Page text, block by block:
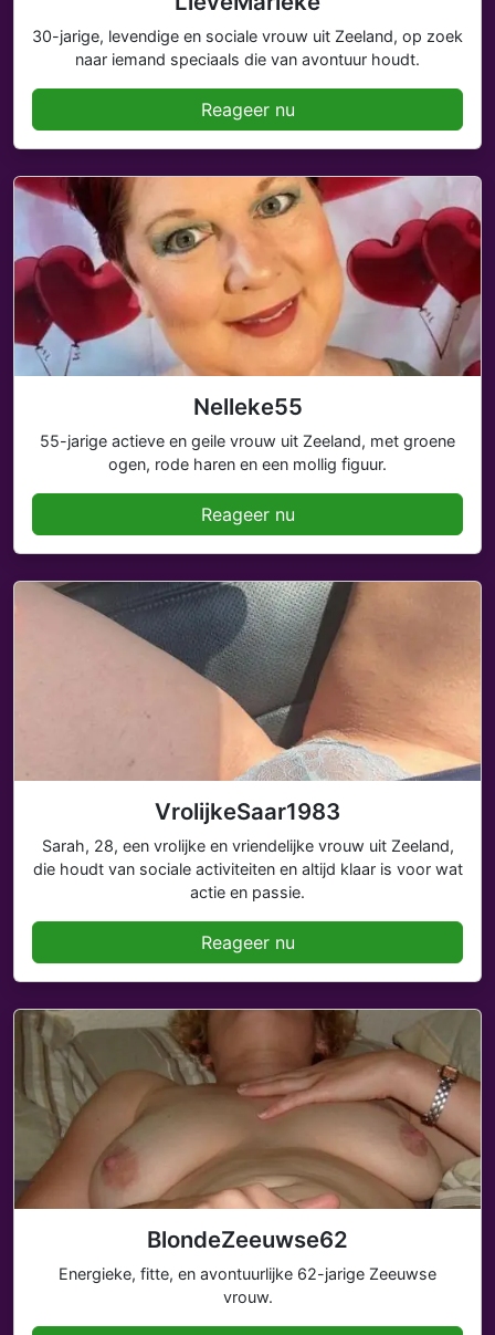
30-jarige, levendige en sociale vrouw uit Zeeland, op zoek
naar iemand speciaals die van avontuur houdt.
Reageer nu
Nelleke55
55-jarige actieve en geile vrouw uit Zeeland, met groene
ogen, rode haren en een mollig figuur.
Reageer nu
VrolijkeSaar1983
Sarah, 28, een vrolijke en vriendelijke vrouw uit Zeeland,
die houdt van sociale activiteiten en altijd klaar is voor wat
actie en passie.
Reageer nu
BlondeZeeuwse62
Energieke, fitte, en avontuurlijke 62-jarige Zeeuwse
vrouw.